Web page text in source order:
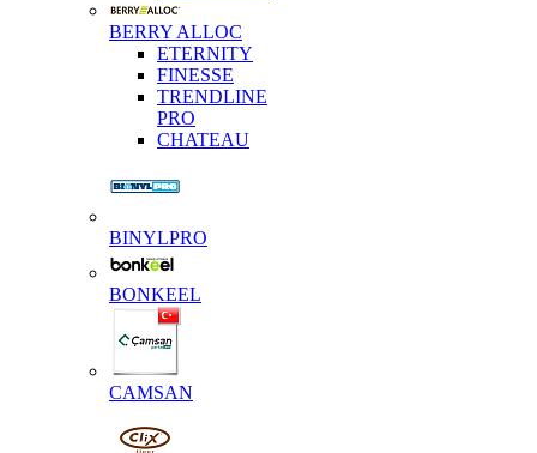
BERRY ALLOC
ETERNITY
FINESSE
TRENDLINE
PRO
CHATEAU
BINYLPRO
BONKEEL
CAMSAN